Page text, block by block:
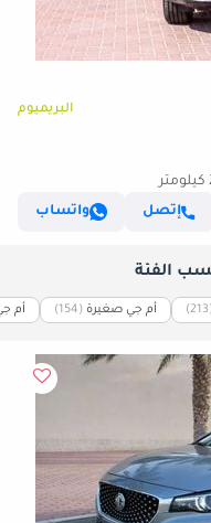
البريميوم
إتصل
واتساب
الفئة
أم جي صغيرة (154) أم